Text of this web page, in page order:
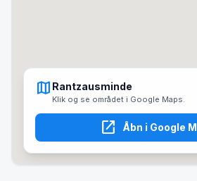
map Rantzausminde
Klik og se området i Google Maps.
open_in_new Åbn i Google